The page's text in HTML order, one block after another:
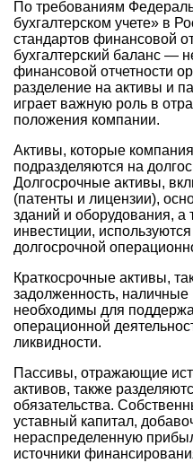
По требованиям
бухгалтерском учете» в
стандартов финансовой
бухгалтерский баланс —
финансовой отчетности
разделение на активы и
играет важную роль в
положения компании.
Активы, которые компания
подразделяются на
Долгосрочные активы,
(патенты и лицензии),
зданий и оборудования, а
инвестиции,
долгосрочной
Краткосрочные активы,
задолженность, наличные
необходимы для
операционной
ликвидности.
Пассивы, отражающие
активов, также
обязательства.
уставный капитал,
нераспределенную
источники